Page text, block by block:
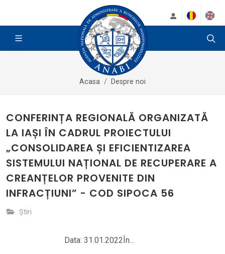
Acasa Despre noi
CONFERINȚA REGIONALĂ ORGANIZATĂ
LA IAȘI ÎN CADRUL PROIECTULUI
„CONSOLIDAREA ȘI EFICIENTIZAREA
SISTEMULUI NAȚIONAL DE RECUPERARE A
CREANȚELOR PROVENITE DIN
INFRACȚIUNI” - COD SIPOCA 56
Știri
Data: 31.01.2022În...